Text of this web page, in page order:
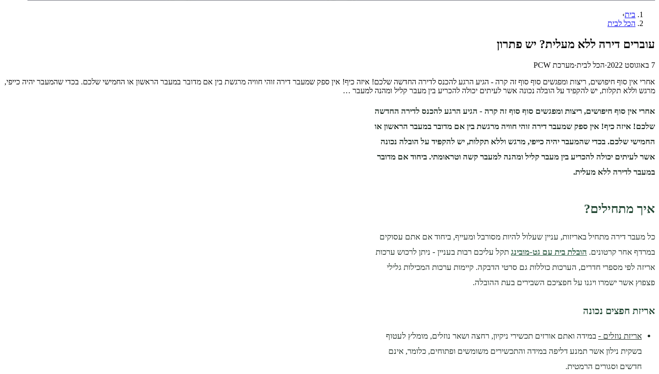
בית›
הכל לבית
עוברים דירה ללא מעלית? יש פתרון
7 באוגוסט 2022 ·הכל לבית·מערכת PCW
אחרי אין סוף חיפושים, ריצות ומפגשים סוף סוף זה קרה - הגיע הרגע להכנס לדירה החדשה שלכם! איזה כיף! אין ספק שמעבר דירה זוהי חוויה מרגשת בין אם מדובר במעבר הראשון או החמישי שלכם. בכדי שהמעבר יהיה כייפי,
מרגש וללא תקלות, יש להקפיד על הובלה נכונה אשר לעיתים יכולה להכריע בין מעבר קליל ומהנה למעבר …
אחרי אין סוף חיפושים, ריצות ומפגשים סוף סוף זה קרה - הגיע הרגע להכנס לדירה החדשה
שלכם! איזה כיף! אין ספק שמעבר דירה זוהי חוויה מרגשת בין אם מדובר במעבר הראשון או
החמישי שלכם. בכדי שהמעבר יהיה כייפי, מרגש וללא תקלות, יש להקפיד על הובלה נכונה
אשר לעיתים יכולה להכריע בין מעבר קליל ומהנה למעבר קשה וטראומתי. ביחוד אם מדובר
במעבר לדירה ללא מעלית.
איך מתחילים?
כל מעבר דירה מתחיל באריזות, עניין שעלול להיות מסורבל ומעייף, ביחוד אם אתם עסוקים
במרדף אחר קרטונים. הובלת בית עם גט-מובינג תקל עליכם רבות בעניין - ניתן לרכוש ערכות
אריזה לפי מספרי חדרים, הערכות כוללות גם סרטי הדבקה. קיימות ערכות המכילות גלילי
פצפוץ אשר ישמרו ויגנו על חפציכם השבירים בעת ההובלה.
אריזת חפצים נכונה
אריזת נוזלים - במידה ואתם אורזים תכשירי ניקיון, רחצה ושאר נוזלים, מומלץ לעטוף
בשקית נילון אשר תמנע דליפה במידה והתכשירים משומשים ופתוחים, כלומר, אינם
חדשים וסגורים הרמטית.